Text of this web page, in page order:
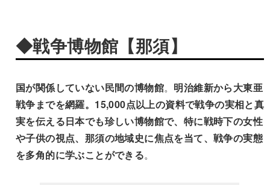
◆戦争博物館【那須】
国が関係していない民間の博物館。 明治維新から大東亜
戦争までを網羅。15,000点以上の資料で戦争の実相と真
実を伝える日本でも珍しい博物館で、特に戦時下の女性
や子供の視点、那須の地域史に焦点を当て、戦争の実態
を多角的に学ぶことができる。